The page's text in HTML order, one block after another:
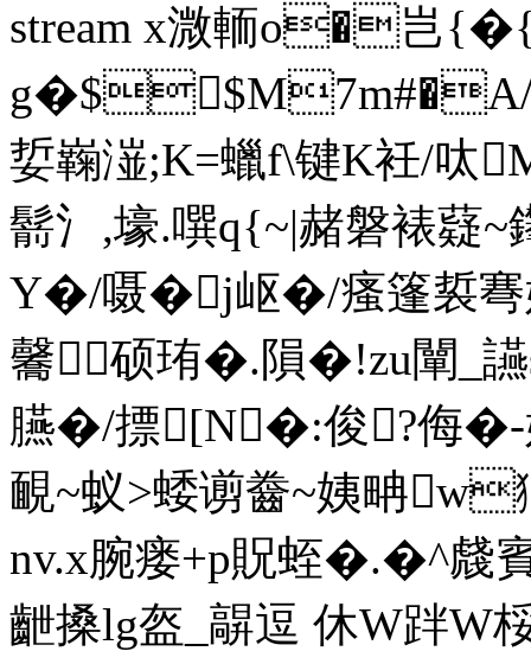
stream x溦輀o�岂
娎巈潂;K=蠟f\键K衽/
鬋氵,壕.噀q{~|赭磐裱薿
Y�/嗫�j岖�/瘙篷裚弿
毊㈤硕珛�.隕�!zu闡_
臙�/摽[N�:俊?侮�-
靦~蚁>蜲谫齤~姨畘
nv.x腕瘘+p貺蛭�.�^虥賓
齛搡lg盔_髜逗 休W跘